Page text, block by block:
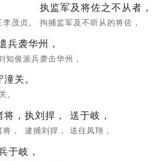
茂贞。
执监军及将佐之不从者，
拘捕监军及不听从的将佐，
兵袭华州，
知俊派兵袭击华州，
关。
。
，
将，
执刘捍，
逮捕刘捍，
送于岐，
送往凤翔，
于岐，